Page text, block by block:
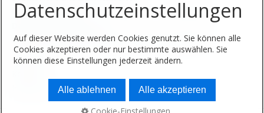
Unsere Sponsoren
Kontakt
Impressum
Bündnis für Demokratie und Toleranz Neuwied
Startseite
Datenschutzeinstellungen
Auf dieser Website werden Cookies genutzt. Sie können alle
Cookies akzeptieren oder nur bestimmte auswählen. Sie
können diese Einstellungen jederzeit ändern.
Alle ablehnen Alle akzeptieren